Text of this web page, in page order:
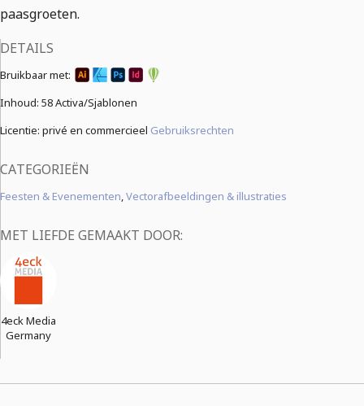
paasgroeten.
DETAILS
Bruikbaar met:
Inhoud: 58 Activa/Sjablonen
Licentie: privé en commercieel Gebruiksrechten
CATEGORIEËN
Feesten & Evenementen,Vectorafbeeldingen & illustraties
MET LIEFDE GEMAAKT DOOR:
4eck Media
Germany